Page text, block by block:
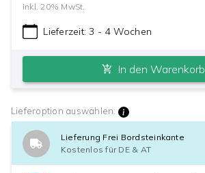
inkl.20% MwSt.
Lieferzeit:3 - 4 Wochen
In den Warenkorb
Lieferoption auswählen:
Lieferung Frei Bordsteinkante
Kostenlos für DE & AT